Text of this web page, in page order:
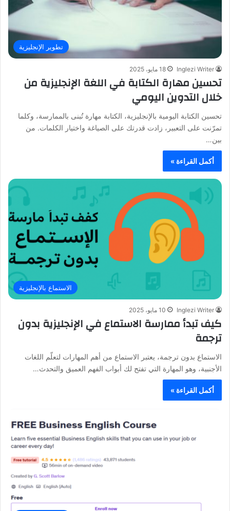
تطوير الإنجليزية
Inglezi Writer 18 مايو، 2025
تحسين مهارة الكتابة في اللغة الإنجليزية من
خلال التدوين اليومي
تحسين الكتابة اليومية بالإنجليزية، الكتابة مهارة تُبنى بالممارسة، وكلما
تمرّنت على التعبير، زادت قدرتك على الصياغة واختيار الكلمات. من
بين…
أكمل القراءة »
الاستماع بالإنجليزية
Inglezi Writer 10 مايو، 2025
كيف تبدأ ممارسة الاستماع في الإنجليزية بدون
ترجمة
الاستماع بدون ترجمة، يعتبر الاستماع من أهم المهارات لتعلّم اللغات
الأجنبية، وهو المهارة التي تفتح لك أبواب الفهم العميق والتحدث…
أكمل القراءة »